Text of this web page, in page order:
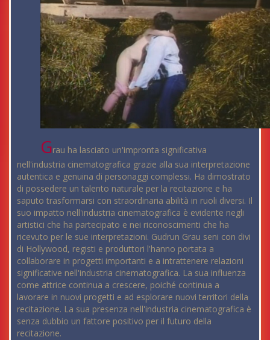
Grau ha lasciato un'impronta significativa
nell'industria cinematografica grazie alla sua interpretazione
autentica e genuina di personaggi complessi. Ha dimostrato
di possedere un talento naturale per la recitazione e ha
saputo trasformarsi con straordinaria abilità in ruoli diversi. Il
suo impatto nell'industria cinematografica è evidente negli
artistici che ha partecipato e nei riconoscimenti che ha
ricevuto per le sue interpretazioni. Gudrun Grau seni con divi
di Hollywood, registi e produttori l'hanno portata a
collaborare in progetti importanti e a intrattenere relazioni
significative nell'industria cinematografica. La sua influenza
come attrice continua a crescere, poiché continua a
lavorare in nuovi progetti e ad esplorare nuovi territori della
recitazione. La sua presenza nell'industria cinematografica è
senza dubbio un fattore positivo per il futuro della
recitazione.